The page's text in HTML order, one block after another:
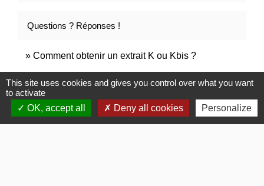
Questions ? Réponses !
Comment obtenir un extrait K ou Kbis ?
Et aussi
This site uses cookies and gives you control over what you want
to activate
OK, accept all
Deny all cookies Personalize